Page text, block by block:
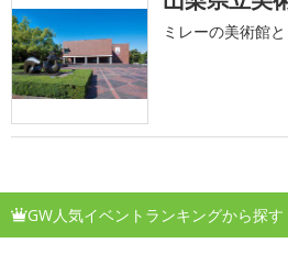
ミレーの美術館
GW人気イベントランキングから探す